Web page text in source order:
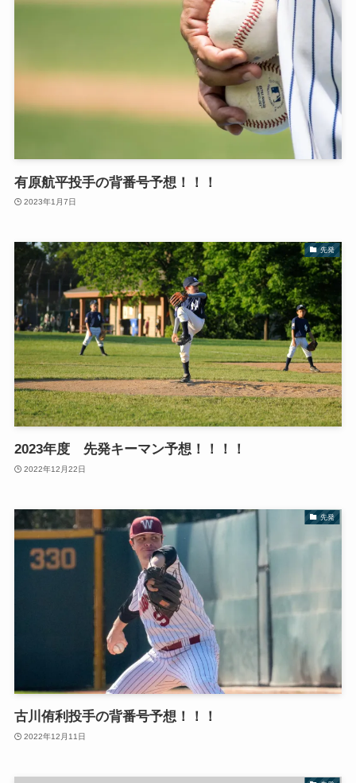
有原航平投手の背番号予想！！！
2023年1月7日
先発
2023年度 先発キーマン予想！！！！
2022年12月22日
先発
古川侑利投手の背番号予想！！！
2022年12月11日